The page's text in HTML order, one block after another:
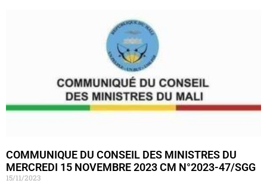
COMMUNIQUE DU CONSEIL DES MINISTRES DU
MERCREDI 15 NOVEMBRE 2023 CM N°2023-47/SGG
15/11/2023